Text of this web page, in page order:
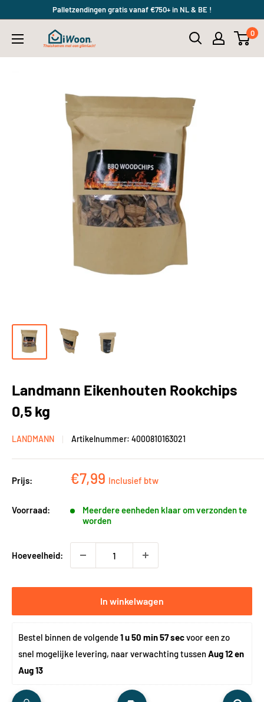
content
Palletzendingen gratis vanaf €750+ in NL & BE !
iWoon.nl 0
Landmann Eikenhouten Rookchips
0,5 kg
LANDMANN Artikelnummer: 4000810163021
Prijs: Kortingsprijs
€7,99 Inclusief btw
Voorraad:
Meerdere eenheden klaar om verzonden te
worden
Hoeveelheid:
In winkelwagen
Bestel binnen de volgende 1 u 50 min 57 sec voor een zo
snel mogelijke levering, naar verwachting tussen Aug 12 en
Aug 13